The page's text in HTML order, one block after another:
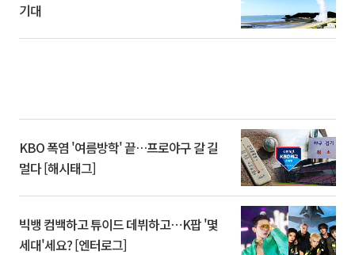
기대
KBO 폭염 '여름방학' 끝…프로야구 갈 길
멀다 [해시태그]
빅뱅 컴백하고 튜이드 데뷔하고⋯K팝 '몇
세대'세요? [엔터로그]